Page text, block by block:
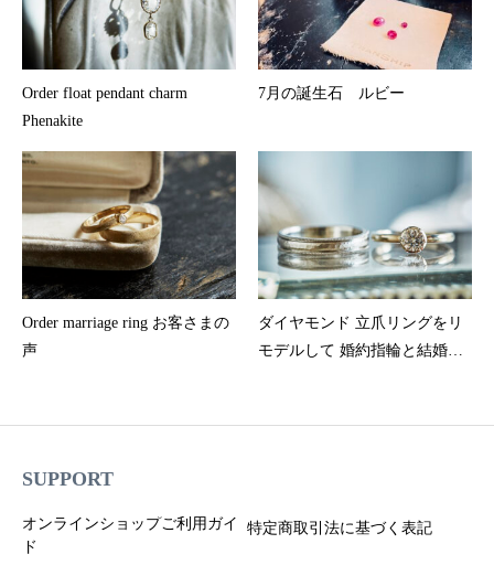
Order float pendant charm
Phenakite
7月の誕生石 ルビー
Order marriage ring お客さまの
声
ダイヤモンド 立爪リングをリ
モデルして 婚約指輪と結婚指
SUPPORT
オンラインショップご利用ガイ
ド
特定商取引法に基づく表記